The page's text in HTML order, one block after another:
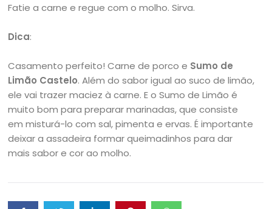
Fatie a carne e regue com o molho. Sirva.
Dica:
Casamento perfeito! Carne de porco e Sumo de
Limão Castelo. Além do sabor igual ao suco de limão,
ele vai trazer maciez à carne. E o Sumo de Limão é
muito bom para preparar marinadas, que consiste
em misturá-lo com sal, pimenta e ervas. É importante
deixar a assadeira formar queimadinhos para dar
mais sabor e cor ao molho.